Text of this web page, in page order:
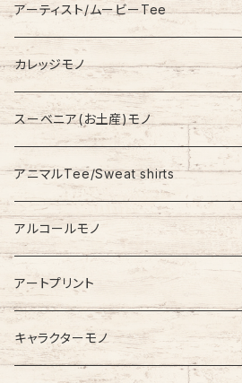
Knit/Sweater
Jacket
Nylon Jacket
Stadium Jumper
Down Jacket
Columbia
NAUTICA
NIKE
RALPH LAUREN
TOMMY HILFIGER
Levi’s
アーティスト/ムービーTee
カレッジモノ
スーベニア(お土産)モノ
アニマルTee/Sweat shirts
アルコールモノ
アートプリント
キャラクターモノ